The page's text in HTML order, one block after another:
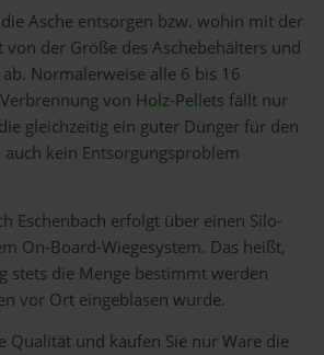
Asche entsorgen bzw. wohin mit der
von der Größe des Aschebehälters und
Normalerweise alle 6 bis 16
von Holz-Pelletsfällt nur
gleichzeitig ein guter Dünger für den
kein Entsorgungsproblem
Eschenbach erfolgt über einen Silo-
On-Board-Wiegesystem. Das heißt,
stets die Menge bestimmt werden
vor Ort eingeblasen wurde.
Qualität und kaufen Sie nur Ware die